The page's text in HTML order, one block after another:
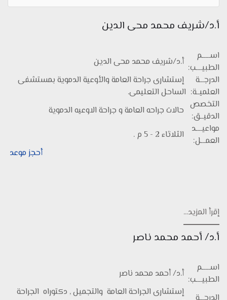
أ.د/شريف محمد محى الدين
أ.د/شريف محمد محى الدين
اســـــم
الطبيــــب:
إستشارى جراحة العامة والأوعية الدموية بمستشفى
الساحل التعليمى.
الدرجـــة
العلميــة:
حالات جراحه العامة و جراحة الاوعيه الدموية التخصص
الدقيــق:
الثلاثاء 2 - 5 م .
مواعيــــد
العمـــل:
أحجز موعد
إقرأ المزيد...
أ.د/ أحمد محمد ناصر
أ.د/ أحمد محمد ناصر
اســـــم
الطبيــــب:
إستشارى الجراحة العامة والتجميل , دكتوراه الجراحة